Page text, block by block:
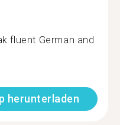
fluent German and
herunterladen